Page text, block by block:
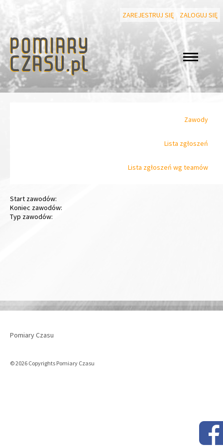
ZAREJESTRUJ SIĘ ZALOGUJ SIĘ
Zawody
Lista zgłoszeń
Lista zgłoszeń wg teamów
Start zawodów:
Koniec zawodów:
Typ zawodów:
Pomiary Czasu
© 2026 Copyrights Pomiary Czasu